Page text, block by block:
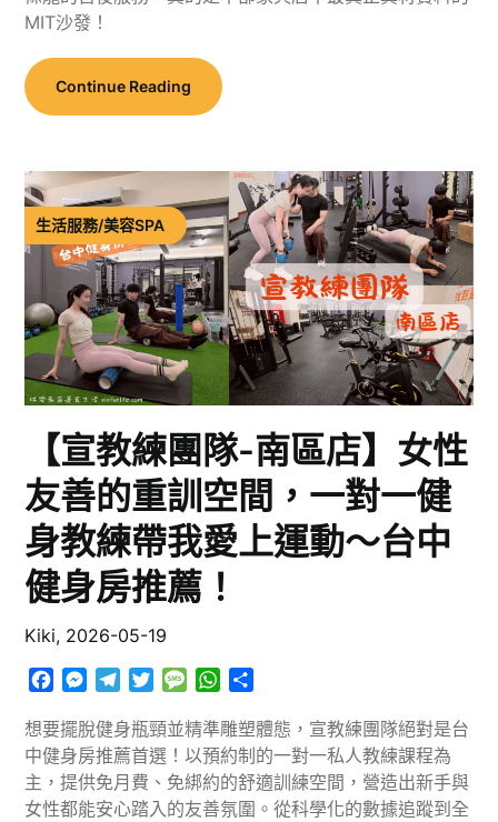
MIT沙發！
Continue Reading
生活服務/美容SPA
【宣教練團隊-南區店】女性
友善的重訓空間，一對一健
身教練帶我愛上運動～台中
健身房推薦！
Kiki, 2026-05-19
Facebook
Messenger
TelegramTwitterMessageWhatsApp
想要擺脫健身瓶頸並精準雕塑體態，宣教練團隊絕對是台
中健身房推薦首選！以預約制的一對一私人教練課程為
主，提供免月費、免綁約的舒適訓練空間，營造出新手與
女性都能安心踏入的友善氛圍。從科學化的數據追蹤到全